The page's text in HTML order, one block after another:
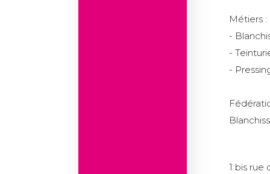
Métiers :
-
-
-
1 bis rue